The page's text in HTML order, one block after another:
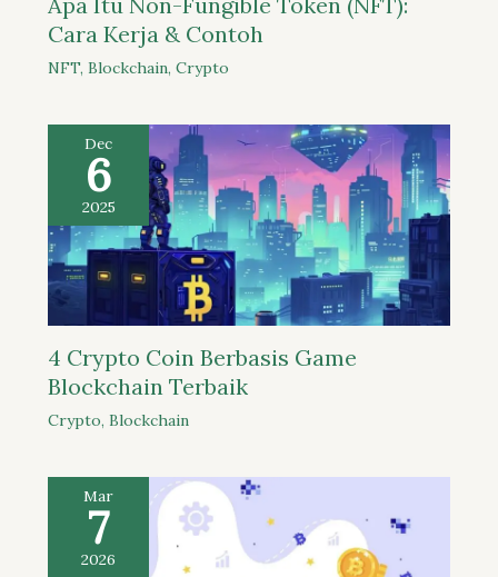
Cara Kerja & Contoh
NFT, Blockchain, Crypto
Dec
6
2025
4 Crypto Coin Berbasis Game
Blockchain Terbaik
Crypto, Blockchain
Mar
7
2026